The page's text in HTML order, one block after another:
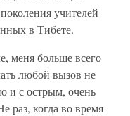
учителей
в Тибете.
меня больше всего
любой вызов не
и с острым, очень
раз, когда во время